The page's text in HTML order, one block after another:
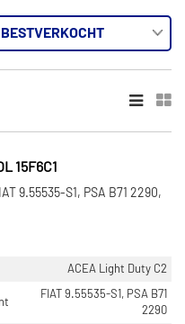
15F6C1
9.55535-S1, PSA B71 2290,
ACEA Light Duty C2
FIAT 9.55535-S1, PSA B71
2290